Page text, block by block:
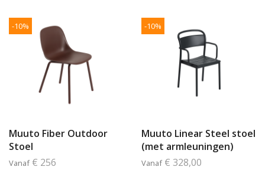
-10%
Muuto Fiber Outdoor
Stoel
Vanaf € 256
-10%
Muuto Linear Steel stoel
(met armleuningen)
Vanaf € 328,00